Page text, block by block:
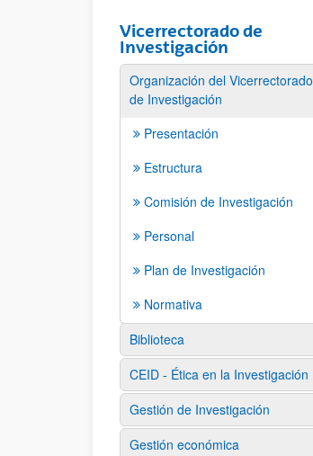
Vicerrectorado de
Investigación
Organización del Vicerrectorado
de Investigación
Presentación
Estructura
Comisión de Investigación
Personal
Plan de Investigación
Normativa
Biblioteca
CEID - Ética en la Investigación
Gestión de Investigación
Gestión económica